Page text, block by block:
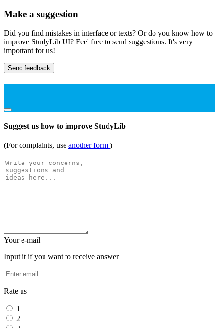
Make a suggestion
Did you find mistakes in interface or texts? Or do you know how to
improve StudyLib UI? Feel free to send suggestions. It's very
important for us!
Send feedback
Suggest us how to improve StudyLib
(For complaints, use another form )
Your e-mail
Input it if you want to receive answer
Rate us
1
2